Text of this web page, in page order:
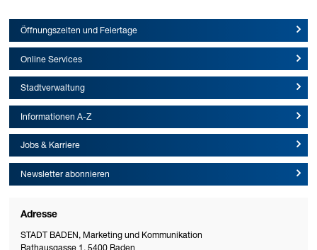
Öffnungszeiten und Feiertage
Online Services
Stadtverwaltung
Informationen A-Z
Jobs & Karriere
Newsletter abonnieren
Adresse
STADT BADEN , Marketing und Kommunikation